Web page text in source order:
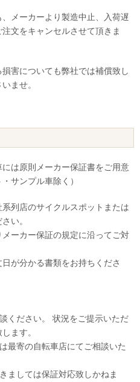
メーカーより製造中止、入荷遅
文をキャンセルさせて頂きま
害についても弊社では補償致し
ませ。
は原則メーカー保証書をご用意
サンプル車除く）
列店のサイクルスポットまたは
い。
ーカー保証の規定に沿ってご対
が分かる書類をお持ちくださ
ください。 状況をご提示いただ
ます。
最寄の自転車店にてご相談いた
ましては保証対応致しかねま